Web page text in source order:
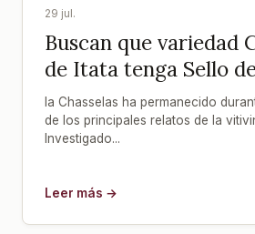
29 jul.
Buscan que variedad
de Itata tenga Sello
la Chasselas ha permanecido
de los principales relatos de la
Investigado...
Leer más →